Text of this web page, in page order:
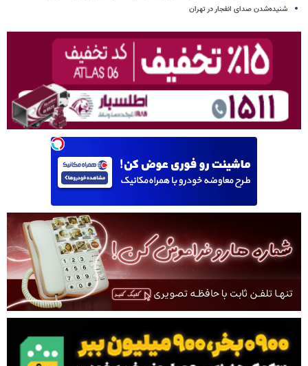
شنیده‌شدن صدای انفجار در تهران